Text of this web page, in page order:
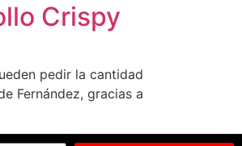
Crispy
pedir la cantidad
Fernández, gracias a